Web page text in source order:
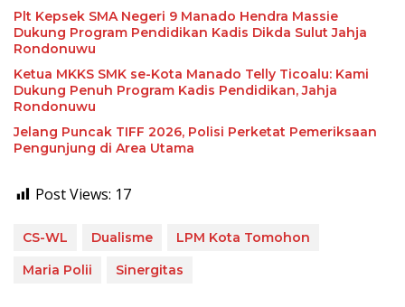
Plt Kepsek SMA Negeri 9 Manado Hendra Massie
Dukung Program Pendidikan Kadis Dikda Sulut Jahja
Rondonuwu
Ketua MKKS SMK se-Kota Manado Telly Ticoalu: Kami
Dukung Penuh Program Kadis Pendidikan, Jahja
Rondonuwu
Jelang Puncak TIFF 2026, Polisi Perketat Pemeriksaan
Pengunjung di Area Utama
Post Views: 17
CS-WL Dualisme
LPM Kota Tomohon
Maria Polii
Sinergitas